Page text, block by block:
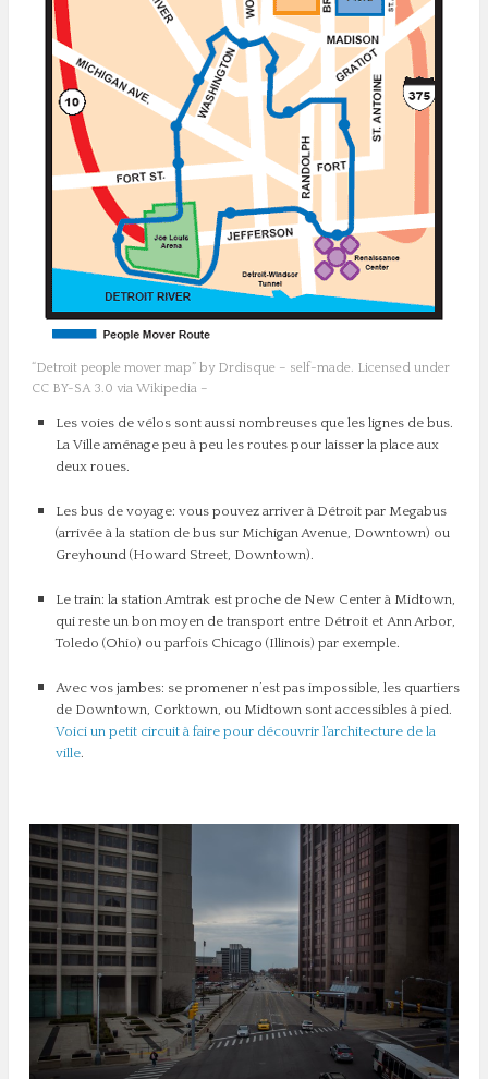
“Detroit people mover map” by Drdisque – self-made. Licensed under
CC BY-SA 3.0 via Wikipedia –
Les voies de vélos sont aussi nombreuses que les lignes de bus.
La Ville aménage peu à peu les routes pour laisser la place aux
deux roues.
Les bus de voyage: vous pouvez arriver à Détroit par Megabus
(arrivée à la station de bus sur Michigan Avenue, Downtown) ou
Greyhound (Howard Street, Downtown).
Le train: la station Amtrak est proche de New Center à Midtown,
qui reste un bon moyen de transport entre Détroit et Ann Arbor,
Toledo (Ohio) ou parfois Chicago (Illinois) par exemple.
Avec vos jambes: se promener n’est pas impossible, les quartiers
de Downtown, Corktown, ou Midtown sont accessibles à pied.
Voici un petit circuit à faire pour découvrir l’architecture de la
ville.